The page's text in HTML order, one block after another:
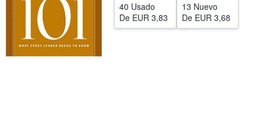
40 Usado
De EUR 3,83
13 Nuevo
De EUR 3,68